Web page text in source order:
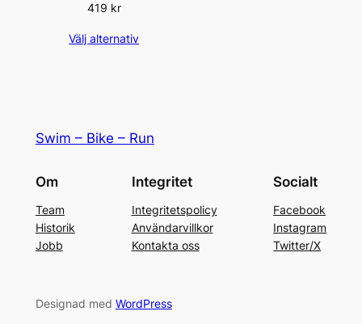
419 kr
Välj alternativ
Swim – Bike – Run
Om
Team
Historik
Jobb
Integritet
Integritetspolicy
Användarvillkor
Kontakta oss
Socialt
Facebook
Instagram
Twitter/X
Designad med WordPress